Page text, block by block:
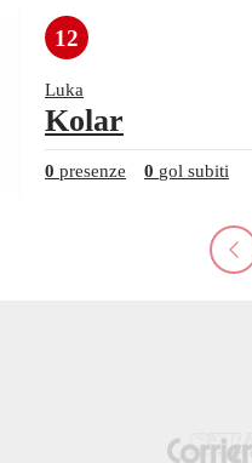
12
Luka
Kolar
0 presenze 0 gol subiti